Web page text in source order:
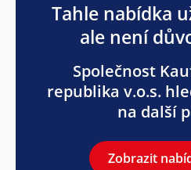
Tahle nabídka
ale není
Společnost
republika v.o.s.
na další
Zobrazit